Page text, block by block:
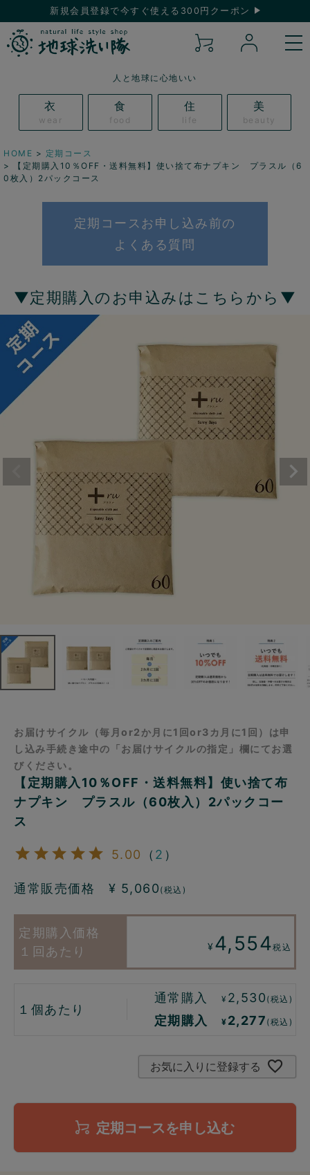
新規会員登録で今すぐ使える300円クーポン
人と地球に心地いい
衣
wear
食
food
住
life
美
beauty
HOME
定期コース
【定期購入10％OFF・送料無料】使い捨て布ナプキン プラスル（6
0枚入）2パックコース
定期コースお申し込み前の
よくある質問
▼定期購入のお申込みはこちらから▼
お届けサイクル（毎月or2か月に1回or3カ月に1回）は申
し込み手続き途中の「お届けサイクルの指定」欄にてお選
びください。
【定期購入10％OFF・送料無料】使い捨て布
ナプキン プラスル（60枚入）2パックコー
ス
5.00 （ 2 ）
通常販売価格 ¥ 5,060 (税込)
１回あたり ¥ 4,554税込
１個あたり
通常購入 ¥ 2,530 (税込)
定期購入 ¥ 2,277 (税込)
お気に入りに登録する
定期コースを申し込む